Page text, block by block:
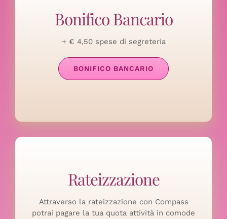
Bonifico Bancario
+ € 4,50 spese di segreteria
BONIFICO BANCARIO
Rateizzazione
Attraverso la rateizzazione con Compass
potrai pagare la tua quota attività in comode